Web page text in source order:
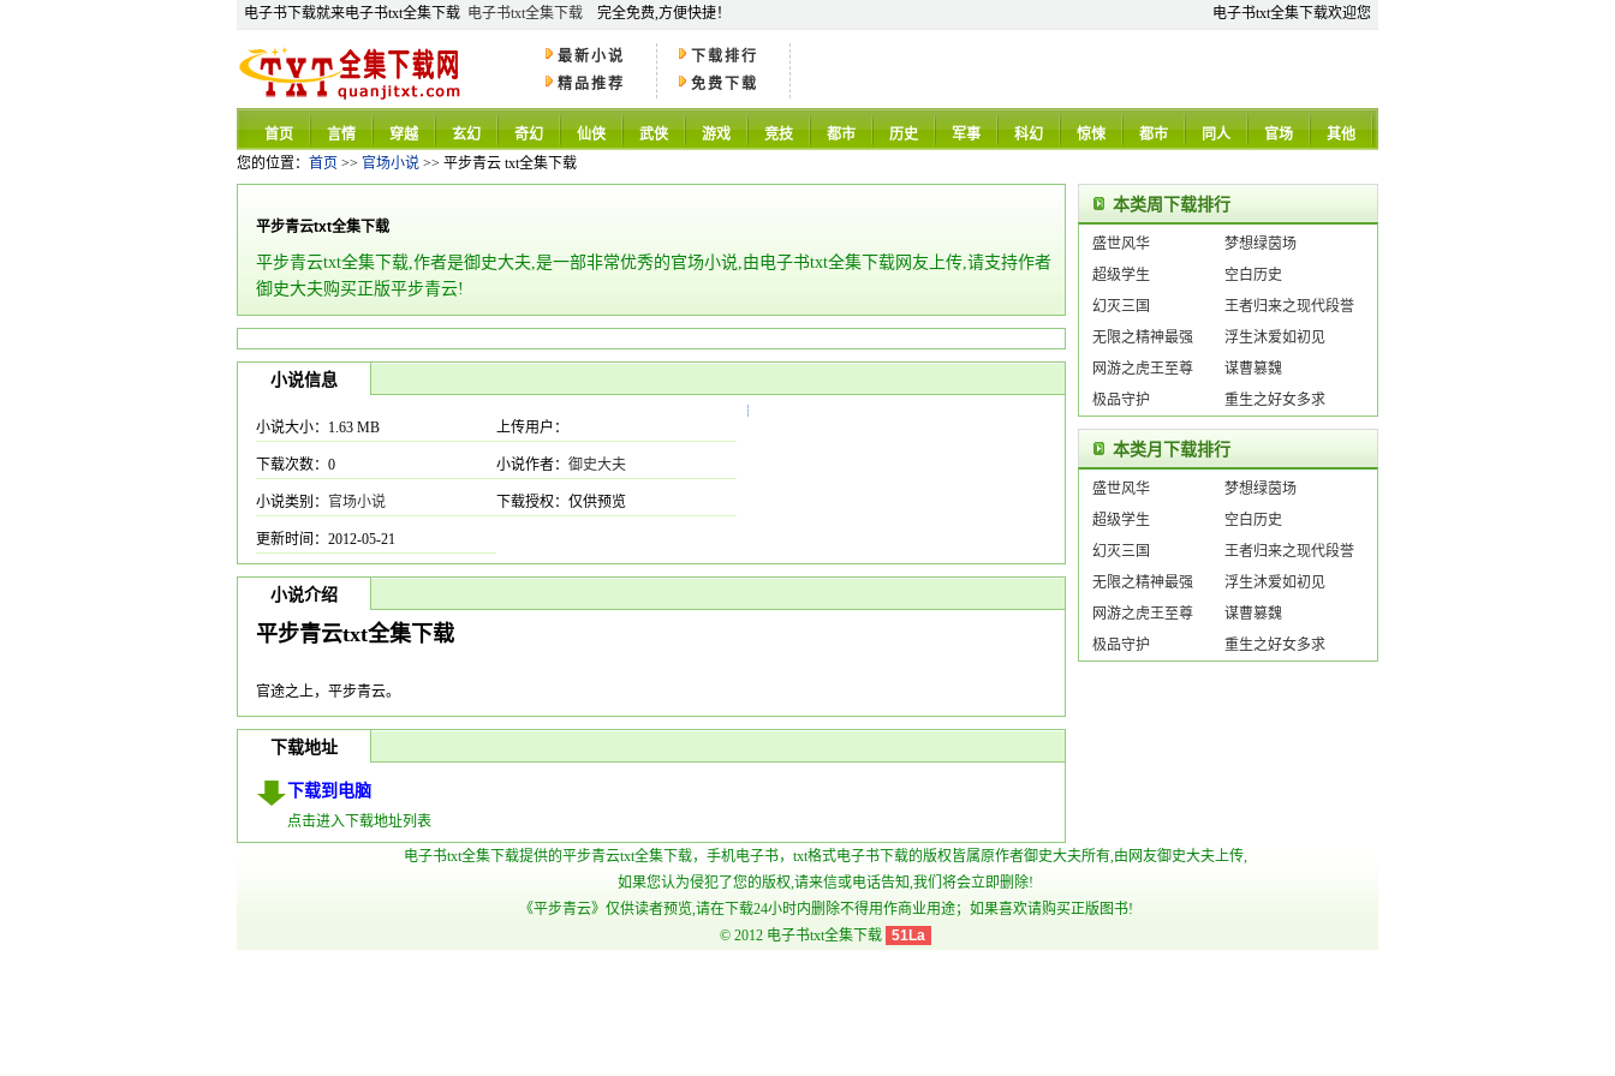
电子书下载就来电子书txt全集下载 电子书txt全集下载 完全免费,方便快捷！ 电子书txt全集下载欢迎您
最新小说
精品推荐
下载排行
免费下载
首页 言情 穿越 玄幻 奇幻 仙侠 武侠 游戏 竞技 都市 历史 军事 科幻 惊悚 都市 同人 官场
其他
您的位置： 首页 >> 官场小说 >> 平步青云 txt全集下载
平步青云txt全集下载
平步青云txt全集下载,作者是御史大夫,是一部非常优秀的官场小说,由电子书txt全集下载网友上传,请支持作者
御史大夫购买正版平步青云!
小说信息
小说大小：1.63 MB 上传用户：
下载次数：0 小说作者： 御史大夫
小说类别： 官场小说 下载授权：仅供预览
更新时间：2012-05-21
小说介绍
平步青云txt全集下载
官途之上，平步青云。
下载地址
下载到电脑
点击进入下载地址列表
本类周下载排行
盛世风华
梦想绿茵场
超级学生
空白历史
幻灭三国
王者归来之现代段誉
无限之精神最强
浮生沐爱如初见
网游之虎王至尊
谋曹篡魏
极品守护
重生之好女多求
本类月下载排行
盛世风华
梦想绿茵场
超级学生
空白历史
幻灭三国
王者归来之现代段誉
无限之精神最强
浮生沐爱如初见
网游之虎王至尊
谋曹篡魏
极品守护
重生之好女多求
电子书txt全集下载提供的平步青云txt全集下载，手机电子书，txt格式电子书下载的版权皆属原作者御史大夫所有,由网友御史大夫上传,
如果您认为侵犯了您的版权,请来信或电话告知,我们将会立即删除!
《平步青云》仅供读者预览,请在下载24小时内删除不得用作商业用途；如果喜欢请购买正版图书!
© 2012 电子书txt全集下载 51La